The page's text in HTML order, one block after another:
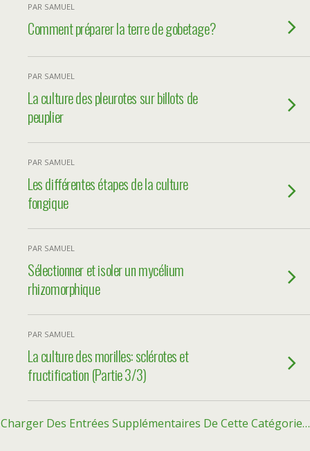
PAR SAMUEL
Comment préparer la terre de gobetage?
PAR SAMUEL
La culture des pleurotes sur billots de
peuplier
PAR SAMUEL
Les différentes étapes de la culture
fongique
PAR SAMUEL
Sélectionner et isoler un mycélium
rhizomorphique
PAR SAMUEL
La culture des morilles: sclérotes et
fructification (Partie 3/3)
Charger Des Entrées Supplémentaires De Cette Catégorie…